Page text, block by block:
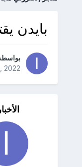
بايدن
2022
الأخبار